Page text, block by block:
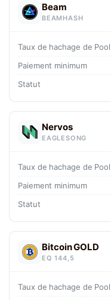
Beam
BEAMHASH
Taux de hachage de Pool
Paiement minimum
Statut
Nervos
EAGLESONG
Taux de hachage de Pool
Paiement minimum
Statut
Bitcoin GOLD
EQ 144,5
Taux de hachage de Pool